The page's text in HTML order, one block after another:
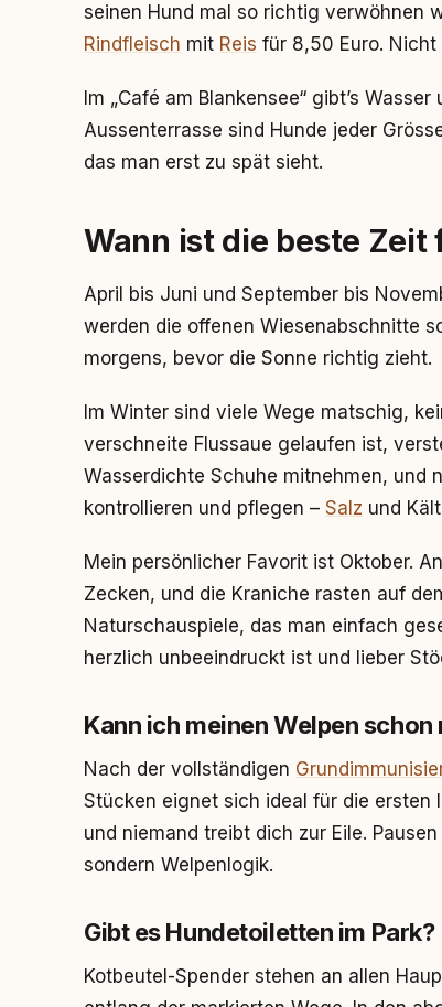
seinen Hund mal so richtig verwöhnen
Rindfleisch mit Reis für 8,50 Euro. Nicht
Im „Café am Blankensee“ gibt’s
Aussenterrasse sind Hunde jeder
das man erst zu spät sieht.
Wann ist die beste Zeit
April bis Juni und September bis
werden die offenen Wiesenabschnitte
morgens, bevor die Sonne richtig zieht.
Im Winter sind viele Wege matschig,
verschneite Flussaue gelaufen ist,
Wasserdichte Schuhe mitnehmen, und
kontrollieren und pflegen – Salz und
Mein persönlicher Favorit ist Oktober.
Zecken, und die Kraniche rasten auf
Naturschauspiele, das man einfach
herzlich unbeeindruckt ist und lieber
Kann ich meinen Welpen
Nach der vollständigen
Stücken eignet sich ideal für die ersten
und niemand treibt dich zur Eile.
sondern Welpenlogik.
Gibt es Hundetoiletten im Park?
Kotbeutel-Spender stehen an allen